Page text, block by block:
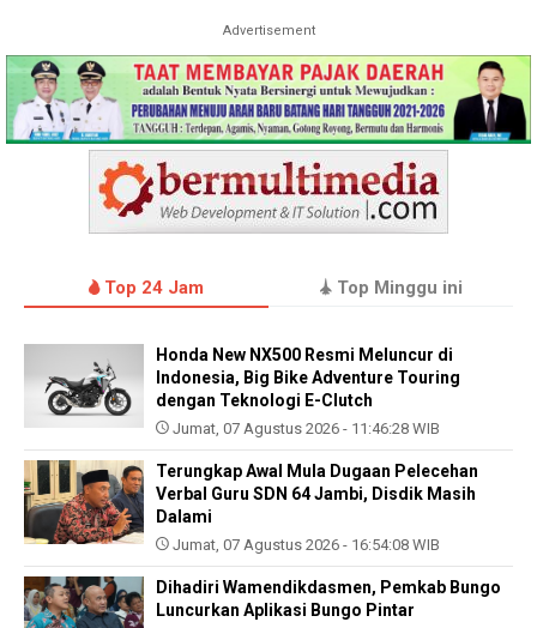
Advertisement
Top 24 Jam Top Minggu ini
Honda New NX500 Resmi Meluncur di
Indonesia, Big Bike Adventure Touring
dengan Teknologi E-Clutch
Jumat, 07 Agustus 2026 - 11:46:28 WIB
Terungkap Awal Mula Dugaan Pelecehan
Verbal Guru SDN 64 Jambi, Disdik Masih
Dalami
Jumat, 07 Agustus 2026 - 16:54:08 WIB
Dihadiri Wamendikdasmen, Pemkab Bungo
Luncurkan Aplikasi Bungo Pintar